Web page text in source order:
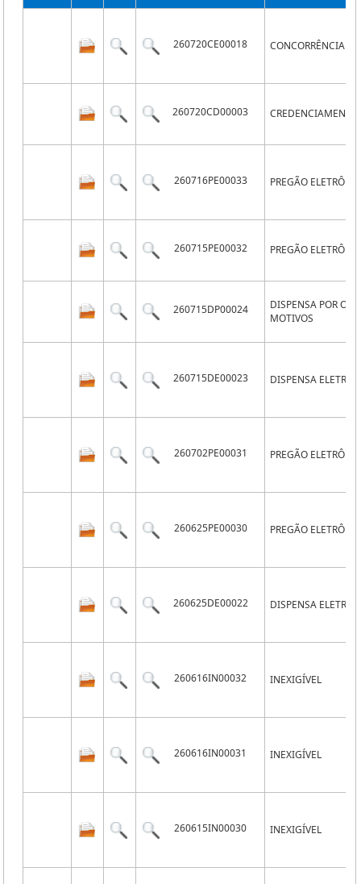
260720CE00018 CONCORRÊNCIA
260720CD00003 CREDENCIAMENTO
260716PE00033 PREGÃO
260715PE00032 PREGÃO
260715DP00024
DISPENSA POR
MOTIVOS
260715DE00023 DISPENSA
260702PE00031 PREGÃO
260625PE00030 PREGÃO
260625DE00022 DISPENSA
260616IN00032 INEXIGÍVEL
260616IN00031 INEXIGÍVEL
260615IN00030 INEXIGÍVEL